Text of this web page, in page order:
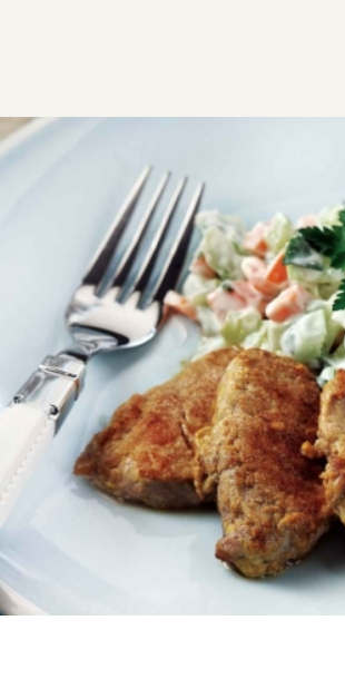
Γλασαρισµένο
απίστευτη σαλάτα
Φαγητό που γίνεται γρήγορα και
ιδανικό για εσάς που προσέχετε τη
πολύ δροσερή σαλάτα που το
απογειώνει γευστικά στην κυριολεξία!